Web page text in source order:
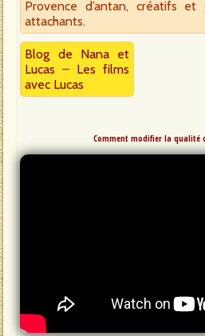
Provence d’antan, créatifs
attachants.
Blog de Nana et
Lucas – Les films
avec Lucas
Comment modifier la qualité